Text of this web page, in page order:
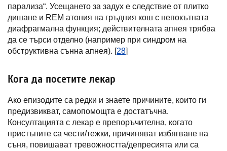
парализа“. Усещането за задух е следствие от плитко
дишане и REM атония на гръдния кош с непокътната
диафрагмална функция; действителната апнея трябва
да се търси отделно (например при синдром на
обструктивна сънна апнея). [28]
Кога да посетите лекар
Ако епизодите са редки и знаете причините, които ги
предизвикват, самопомощта е достатъчна.
Консултацията с лекар е препоръчителна, когато
пристъпите са чести/тежки, причиняват избягване на
съня, повишават тревожността/депресията или са